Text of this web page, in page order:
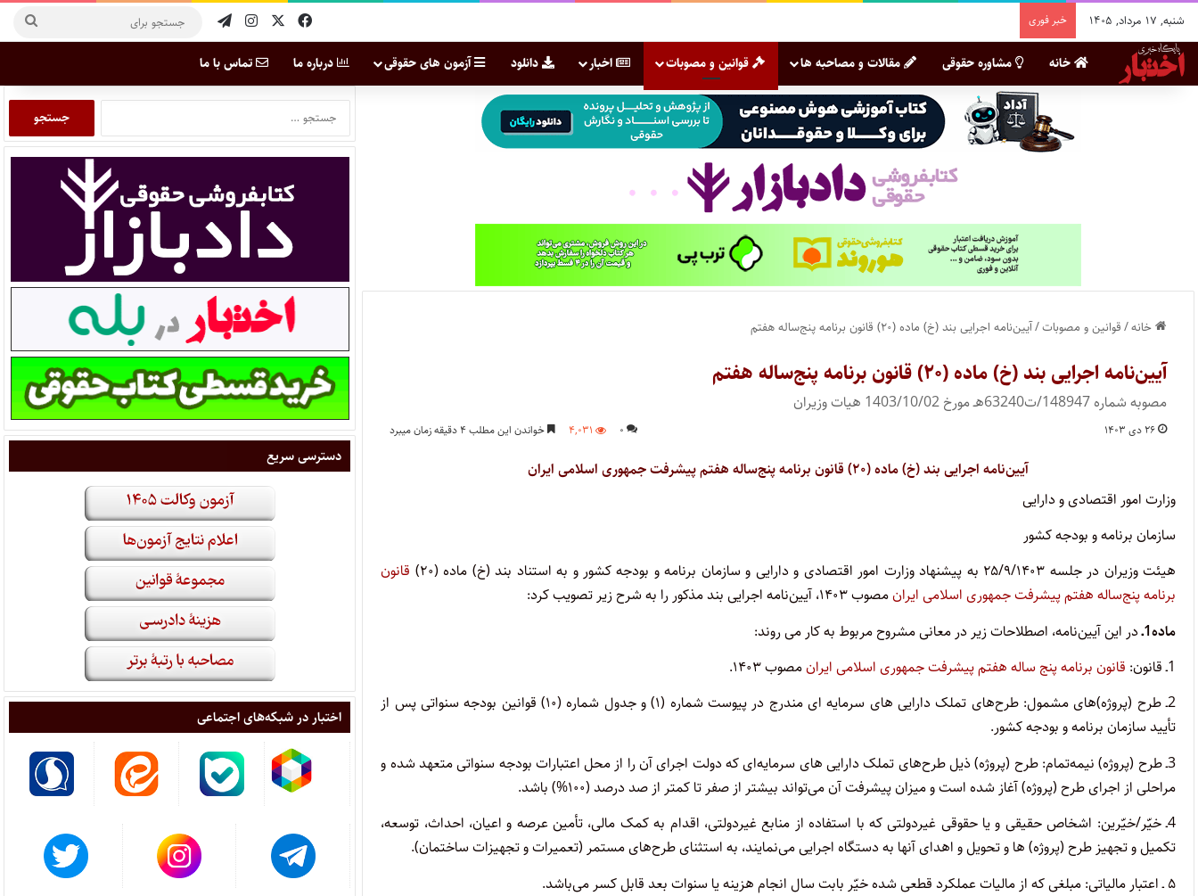
شنبه, ۱۷ مرداد, ۱۴۰۵ خبر فوری
خانه مشاوره حقوقی مقالات و مصاحبه ها قوانین و مصوبات اخبار دانلود آزمون های حقوقی درباره ما تماس با ما
خانه/قوانین و مصوبات/آیین‌نامه اجرایی بند (خ) ماده (۲۰) قانون برنامه پنج‌ساله هفتم
آیین‌نامه اجرایی بند (خ) ماده (۲۰) قانون برنامه پنج‌ساله هفتم
مصوبه شماره 148947/ت63240هـ مورخ 1403/10/02 هیات وزیران
۲۶ دی ۱۴۰۳ ۰ ۴,۰۳۱ خواندن این مطلب ۴ دقیقه زمان میبرد
آیین‌نامه اجرایی بند (خ) ماده (۲۰) قانون برنامه پنج‌ساله هفتم پیشرفت جمهوری اسلامی ایران
وزارت امور اقتصادی و دارایی
سازمان برنامه و بودجه کشور
هیئت وزیران در جلسه ۲۵/۹/۱۴۰۳ به پیشنهاد وزارت امور اقتصادی و دارایی و سازمان برنامه و بودجه کشور و به استناد بند (خ) ماده (۲۰)
قانون
برنامه پنج‌ساله هفتم پیشرفت جمهوری اسلامی ایران مصوب ۱۴۰۳، آیین‌نامه اجرایی بند مذکور را به شرح زیر تصویب کرد:
ماده1ـ در این آیین‌نامه، اصطلاحات زیر در معانی مشروح مربوط به کار می روند:
1ـ قانون:
قانون برنامه پنج ساله هفتم پیشرفت جمهوری اسلامی ایران مصوب ۱۴۰۳.
2ـ طرح (پروژه)های مشمول: طرح‌های تملک دارایی های سرمایه ای مندرج در پیوست شماره (۱) و جدول شماره (۱۰) قوانین بودجه سنواتی پس از
تأیید سازمان برنامه و بودجه کشور.
3ـ طرح (پروژه) نیمه­‌تمام: طرح (پروژه) ذیل طرح‌های تملک دارایی های سرمایه‌ای که دولت اجرای آن را از محل اعتبارات بودجه سنواتی متعهد شده و
مراحلی از اجرای طرح (پروژه) آغاز شده است و میزان پیشرفت آن می‌تواند بیشتر از صفر تا کمتر از صد درصد (۱۰۰%) باشد.
4ـ خیّر/خیّرین: اشخاص حقیقی و یا حقوقی غیردولتی که با استفاده از منابع غیردولتی، اقدام به کمک مالی، تأمین عرصه و اعیان، احداث، توسعه،
تکمیل و تجهیز طرح (پروژه) ها و تحویل و اهدای آنها به دستگاه اجرایی می‌نمایند، به استثنای طرح‌های مستمر (تعمیرات و تجهیزات ساختمان).
۵ ـ اعتبار مالیاتی: مبلغی که از مالیات عملکرد قطعی شده خیّر بابت سال انجام هزینه یا سنوات بعد قابل کسر می‌باشد.
دسترسی سریع
اختبار در شبکه‌های اجتماعی